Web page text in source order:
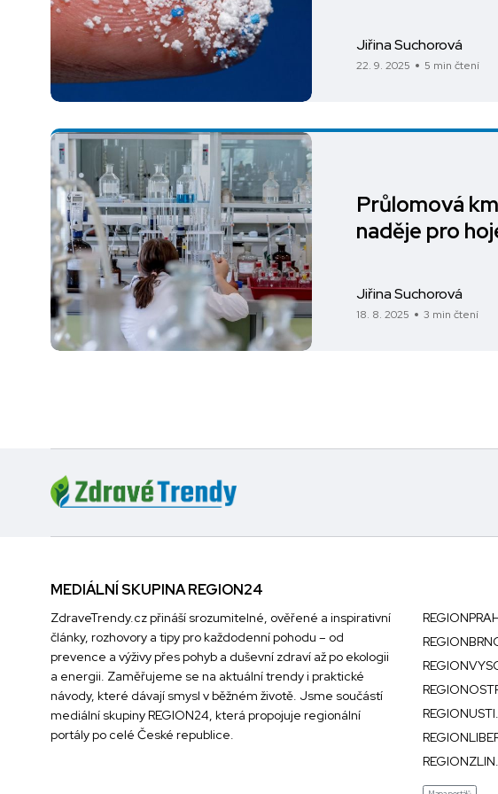
Jiřina Suchorová
22. 9. 2025 5 min čtení
Průlomová
naděje pro
Jiřina Suchorová
18. 8. 2025 3 min čtení
MEDIÁLNÍ SKUPINA REGION24
ZdraveTrendy.cz přináší srozumitelné, ověřené a inspirativní
články, rozhovory a tipy pro každodenní pohodu – od
prevence a výživy přes pohyb a duševní zdraví až po ekologii
a energii. Zaměřujeme se na aktuální trendy i praktické
návody, které dávají smysl v běžném životě. Jsme součástí
mediální skupinyREGION24, která propojuje regionální
portály po celé České republice.